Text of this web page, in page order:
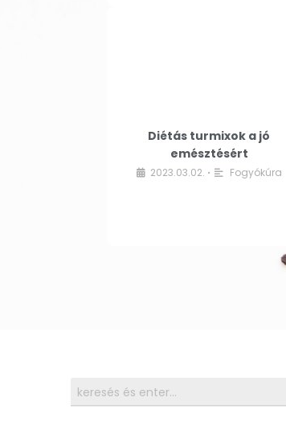
Diétás turmixok a jó
emésztésért
2023.03.02. • Fogyókúra